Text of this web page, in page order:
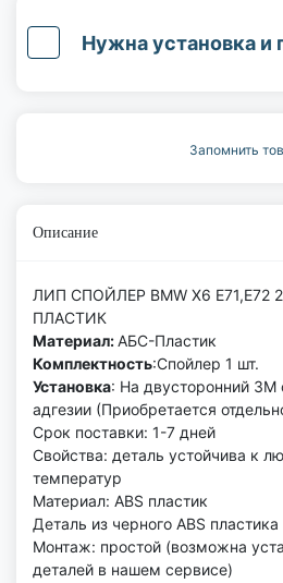
Нужна установка и
Запомнить
Описание
ЛИП СПОЙЛЕР BMW X6 E71,E72
ПЛАСТИК
Материал:АБС-Пластик
Комплектность:Спойлер 1 шт.
Установка: На двусторонний 3М
адгезии (Приобретается
Срок поставки: 1-7 дней
Свойства: деталь устойчива к
температур
Материал: ABS пластик
Деталь из черного ABS пластика
Монтаж: простой (возможна
деталей в нашем сервисе)